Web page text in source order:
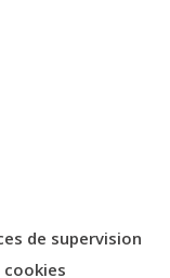
de supervision